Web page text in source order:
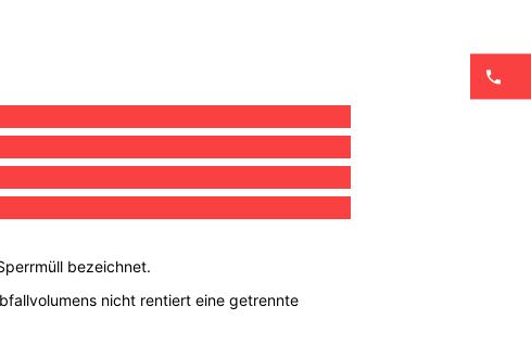
bezeichnet.
nicht rentiert eine getrennte